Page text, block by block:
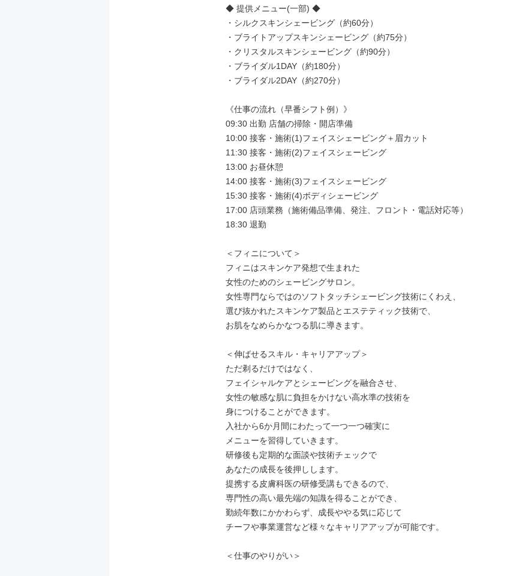
◆ 提供メニュー(一部) ◆
・シルクスキンシェービング（約60分）
・ブライトアップスキンシェービング（約75分）
・クリスタルスキンシェービング（約90分）
・ブライダル1DAY（約180分）
・ブライダル2DAY（約270分）
《仕事の流れ（早番シフト例）》
09:30 出勤 店舗の掃除・開店準備
10:00 接客・施術(1)フェイスシェービング＋眉カット
11:30 接客・施術(2)フェイスシェービング
13:00 お昼休憩
14:00 接客・施術(3)フェイスシェービング
15:30 接客・施術(4)ボディシェービング
17:00 店頭業務（施術備品準備、発注、フロント・電話対応等）
18:30 退勤
＜フィニについて＞
フィニはスキンケア発想で生まれた
女性のためのシェービングサロン。
女性専門ならではのソフトタッチシェービング技術にくわえ、
選び抜かれたスキンケア製品とエステティック技術で、
お肌をなめらかなつる肌に導きます。
＜伸ばせるスキル・キャリアアップ＞
ただ剃るだけではなく、
フェイシャルケアとシェービングを融合させ、
女性の敏感な肌に負担をかけない高水準の技術を
身につけることができます。
入社から6か月間にわたって一つ一つ確実に
メニューを習得していきます。
研修後も定期的な面談や技術チェックで
あなたの成長を後押しします。
提携する皮膚科医の研修受講もできるので、
専門性の高い最先端の知識を得ることができ、
勤続年数にかかわらず、成長ややる気に応じて
チーフや事業運営など様々なキャリアアップが可能です。
＜仕事のやりがい＞